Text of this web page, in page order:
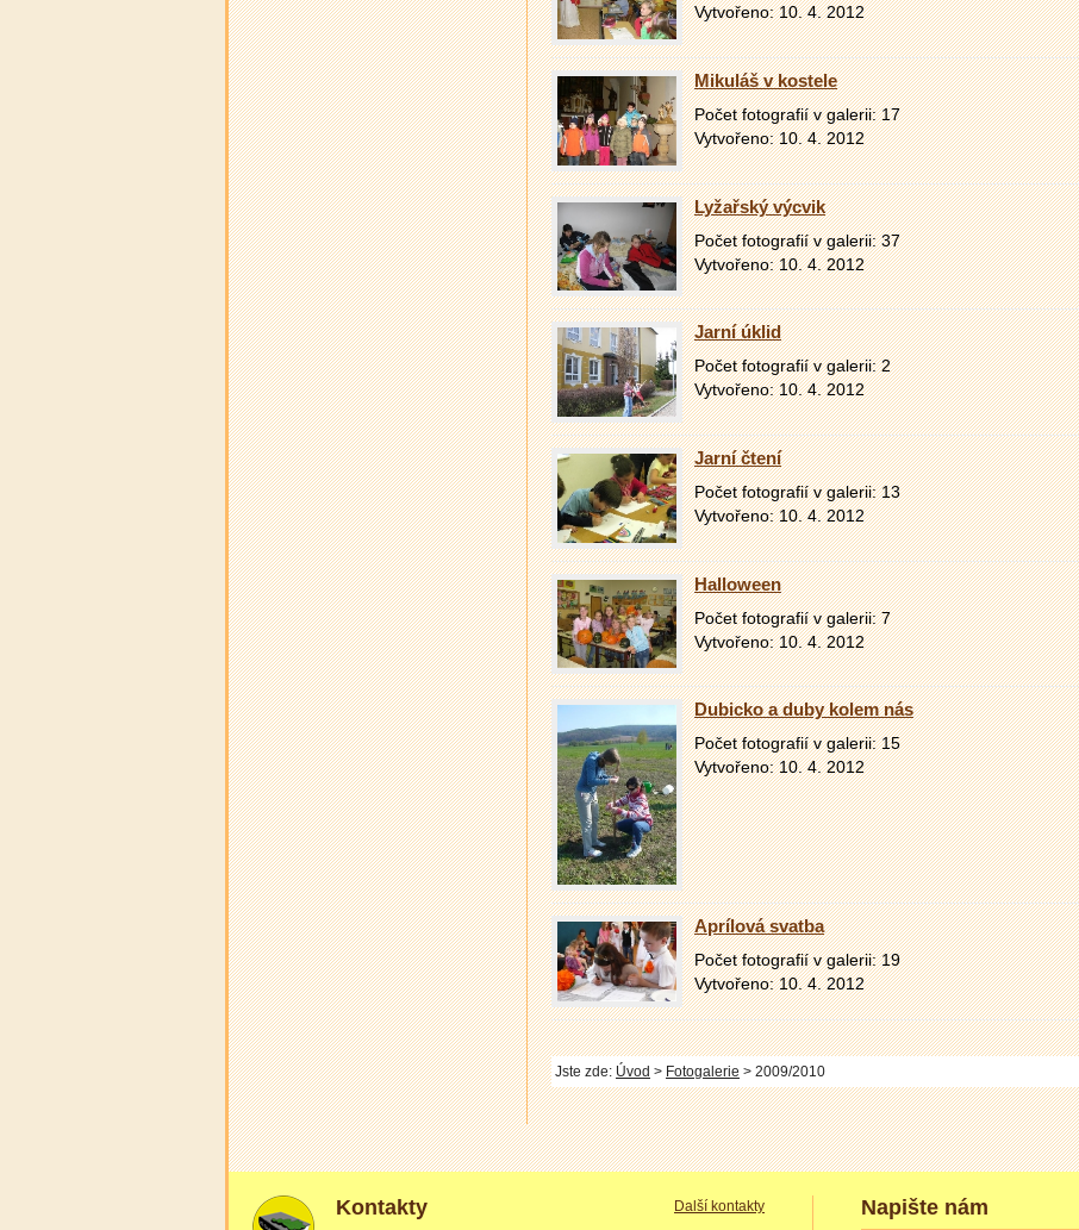
Vytvořeno: 10. 4. 2012
Mikuláš v kostele
Počet fotografií v galerii: 17
Vytvořeno: 10. 4. 2012
Lyžařský výcvik
Počet fotografií v galerii: 37
Vytvořeno: 10. 4. 2012
Jarní úklid
Počet fotografií v galerii: 2
Vytvořeno: 10. 4. 2012
Jarní čtení
Počet fotografií v galerii: 13
Vytvořeno: 10. 4. 2012
Halloween
Počet fotografií v galerii: 7
Vytvořeno: 10. 4. 2012
Dubicko a duby kolem nás
Počet fotografií v galerii: 15
Vytvořeno: 10. 4. 2012
Aprílová svatba
Počet fotografií v galerii: 19
Vytvořeno: 10. 4. 2012
Jste zde: Úvod > Fotogalerie > 2009/2010
Kontakty Další kontakty Napište nám